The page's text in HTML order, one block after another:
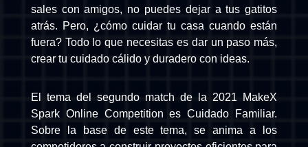
sales con amigos, no puedes dejar a tus gatitos
atrás. Pero, ¿cómo cuidar tu casa cuando están
fuera? Todo lo que necesitas es dar un paso más,
crear tu cuidado cálido y duradero con ideas.
El tema del segundo match de la 2021 MakeX
Spark Online Competition es Cuidado Familiar.
Sobre la base de este tema, se anima a los